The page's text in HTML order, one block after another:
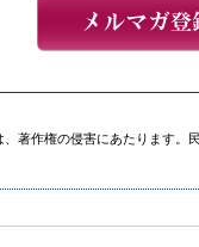
著作権の侵害にあたります。